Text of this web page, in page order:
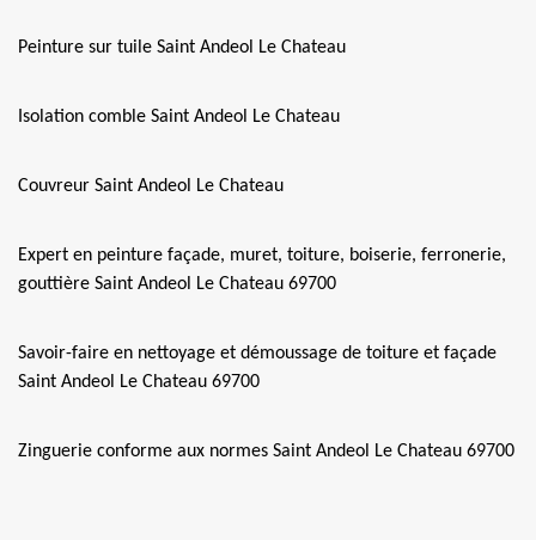
Peinture sur tuile Saint Andeol Le Chateau
Isolation comble Saint Andeol Le Chateau
Couvreur Saint Andeol Le Chateau
Expert en peinture façade, muret, toiture, boiserie, ferronerie,
gouttière Saint Andeol Le Chateau 69700
Savoir-faire en nettoyage et démoussage de toiture et façade
Saint Andeol Le Chateau 69700
Zinguerie conforme aux normes Saint Andeol Le Chateau 69700